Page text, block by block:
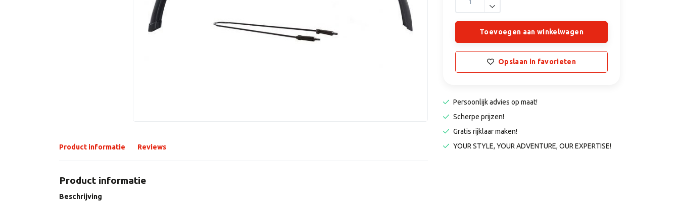
Toevoegen aan winkelwagen
Opslaan in favorieten
Persoonlijk advies op maat!
Scherpe prijzen!
Gratis rijklaar maken!
YOUR STYLE, YOUR ADVENTURE, OUR EXPERTISE!
Product informatie Reviews
Product informatie
Beschrijving